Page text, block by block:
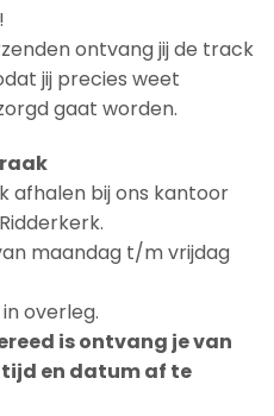
ontvang jij de track
jij precies weet
gaat worden.
afhalen bij ons kantoor
maandag t/m vrijdag
overleg.
is ontvang je van
tijd en datum af te